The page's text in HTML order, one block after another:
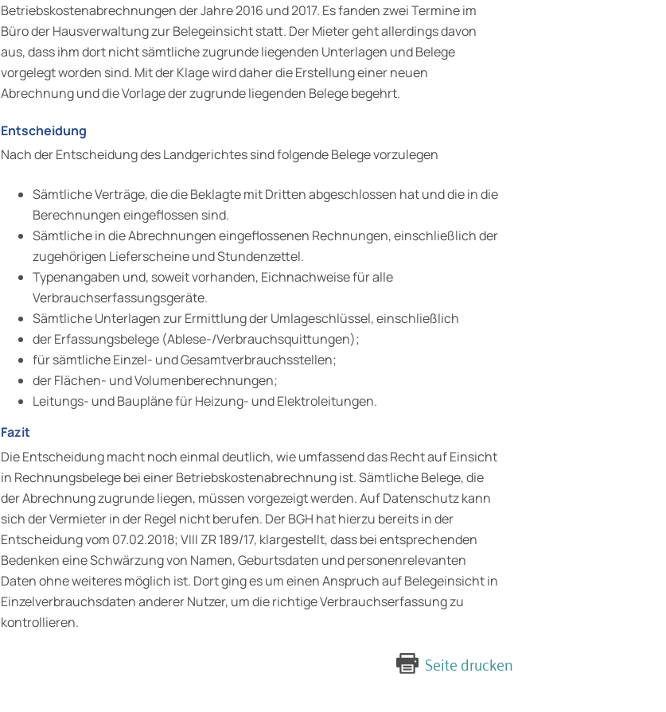
Betriebskostenabrech­nungen der Jahre 2016 und 2017. Es fanden zwei Termine im
Büro der Hausverwaltung zur Belegeinsicht statt. Der Mieter geht allerdings davon
aus, dass ihm dort nicht sämtliche zugrunde liegenden Unterlagen und Belege
vorgelegt worden sind. Mit der Klage wird daher die Erstellung einer neuen
Abrechnung und die Vorlage der zugrunde liegenden Belege begehrt.
Entscheidung
Nach der Entscheidung des Landgerichtes sind folgende Belege vorzulegen
Sämtliche Verträge, die die Beklagte mit Dritten abgeschlossen hat und die in die
Berechnungen eingeflossen sind.
Sämtliche in die Abrechnungen eingeflossenen Rechnungen, einschließlich der
zuge­hörigen Lieferscheine und Stundenzettel.
Typenangaben und, soweit vorhanden, Eichnachweise für alle
Verbrauchserfassungs­geräte.
Sämtliche Unterlagen zur Ermittlung der Umlageschlüssel, einschließlich
der Erfassungsbelege (Ablese-/Verbrauchsquittungen);
für sämtliche Einzel- und Gesamtverbrauchsstellen;
der Flächen- und Volumenberechnungen;
Leitungs- und Baupläne für Heizung- und Elektroleitungen.
Fazit
Die Entscheidung macht noch einmal deutlich, wie umfassend das Recht auf Einsicht
in Rechnungsbelege bei einer Betriebskostenabrechnung ist. Sämtliche Belege, die
der Abrech­nung zugrunde liegen, müssen vorgezeigt werden. Auf Datenschutz kann
sich der Vermieter in der Regel nicht berufen. Der BGH hat hierzu bereits in der
Entscheidung vom 07.02.2018; VIII ZR 189/17, klargestellt, dass bei entsprechenden
Bedenken eine Schwärzung von Namen, Geburtsdaten und personenrelevanten
Daten ohne weiteres möglich ist. Dort ging es um einen Anspruch auf Belegeinsicht in
Einzelverbrauchsdaten anderer Nutzer, um die rich­tige Verbrauchserfassung zu
kontrollieren.
Seite drucken